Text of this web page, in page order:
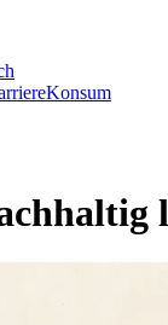
Konsum